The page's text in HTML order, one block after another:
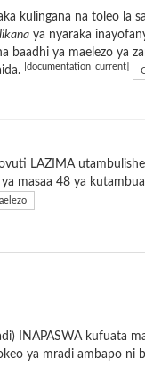
kulingana na toleo la
ya nyaraka
baadhi ya maelezo ya
[documentation_current]
LAZIMA
masaa 48 ya
INAPASWA kufuata
ya mradi ambapo ni